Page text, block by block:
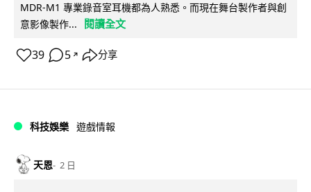
MDR-M1 專業錄音室耳機都為人熟悉。而現在舞台製作者與創
意影像製作...
閱讀全文
39 5 ↗ 分享
科技娛樂 遊戲情報
天恩 2 日